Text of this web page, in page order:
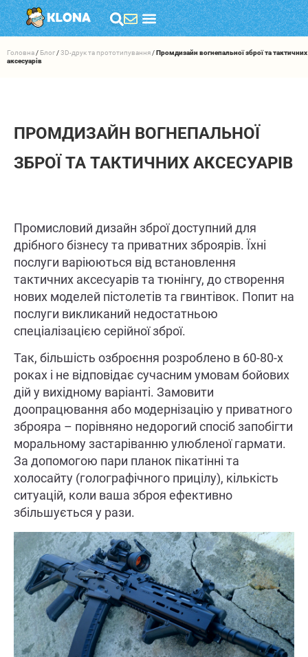
Головна / Блог /3D-друк та прототипування /Промдизайн вогнепальної зброї та тактичних
аксесуарів
ПРОМДИЗАЙН ВОГНЕПАЛЬНОЇ
ЗБРОЇ ТА ТАКТИЧНИХ АКСЕСУАРІВ
Промисловий дизайн зброї доступний для
дрібного бізнесу та приватних зброярів. Їхні
послуги варіюються від встановлення
тактичних аксесуарів та тюнінгу, до створення
нових моделей пістолетів та гвинтівок. Попит на
послуги викликаний недостатньою
спеціалізацією серійної зброї.
Так, більшість озброєння розроблено в 60-80-х
роках і не відповідає сучасним умовам бойових
дій у вихідному варіанті. Замовити
доопрацювання або модернізацію у приватного
зброяра – порівняно недорогий спосіб запобігти
моральному застаріванню улюбленої гармати.
За допомогою пари планок пікатінні та
холосайту (голографічного прицілу), кількість
ситуацій, коли ваша зброя ефективно
збільшується у рази.